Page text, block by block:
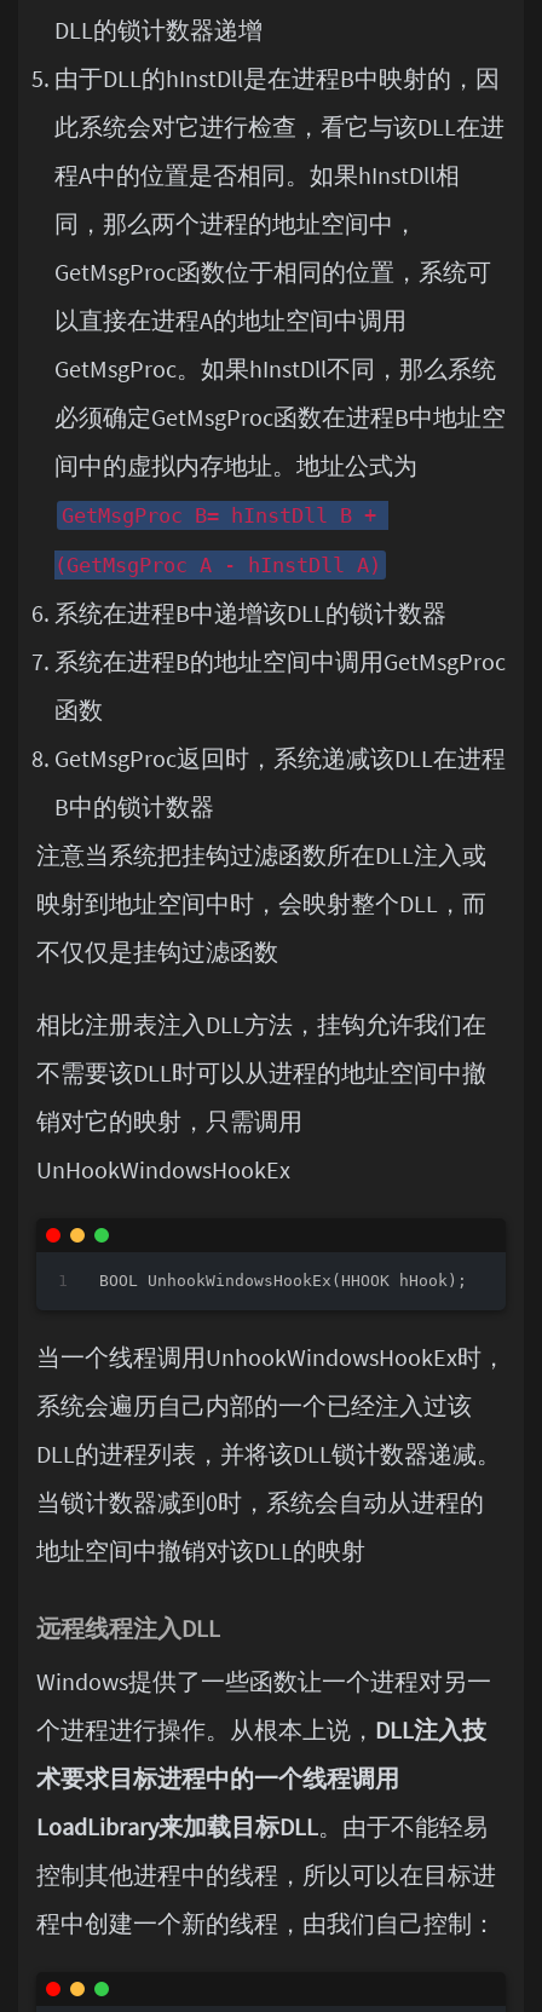
DLL的锁计数器递增
由于DLL的hInstDll是在进程B中映射的，因
此系统会对它进行检查，看它与该DLL在进
程A中的位置是否相同。如果hInstDll相
同，那么两个进程的地址空间中，
GetMsgProc函数位于相同的位置，系统可
以直接在进程A的地址空间中调用
GetMsgProc。如果hInstDll不同，那么系统
必须确定GetMsgProc函数在进程B中地址空
间中的虚拟内存地址。地址公式为
GetMsgProc B= hInstDll B +
(GetMsgProc A - hInstDll A)
系统在进程B中递增该DLL的锁计数器
系统在进程B的地址空间中调用GetMsgProc
函数
GetMsgProc返回时，系统递减该DLL在进程
B中的锁计数器
注意当系统把挂钩过滤函数所在DLL注入或
映射到地址空间中时，会映射整个DLL，而
不仅仅是挂钩过滤函数
相比注册表注入DLL方法，挂钩允许我们在
不需要该DLL时可以从进程的地址空间中撤
销对它的映射，只需调用
UnHookWindowsHookEx
BOOL UnhookWindowsHookEx (HHOOK hHook)
当一个线程调用UnhookWindowsHookEx时，
系统会遍历自己内部的一个已经注入过该
DLL的进程列表，并将该DLL锁计数器递减。
当锁计数器减到0时，系统会自动从进程的
地址空间中撤销对该DLL的映射
远程线程注入DLL
Windows提供了一些函数让一个进程对另一
个进程进行操作。从根本上说， DLL注入技
术要求目标进程中的一个线程调用
LoadLibrary来加载目标DLL。由于不能轻易
控制其他进程中的线程，所以可以在目标进
程中创建一个新的线程，由我们自己控制：